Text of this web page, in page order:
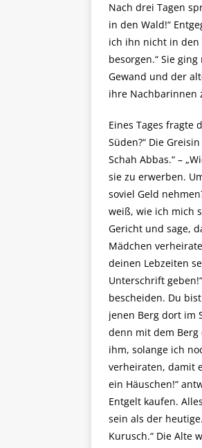
Nach drei Tagen
in den Wald!“
ich ihn nicht in den
besorgen.“ Sie
Gewand und der
ihre Nachbarinnen
Eines Tages fragte
Süden?“ Die
Schah Abbas.“ –
sie zu erwerben.
soviel Geld
weiß, wie ich mich
Gericht und sage,
Mädchen
deinen Lebzeiten
Unterschrift
bescheiden. Du
jenen Berg dort im
denn mit dem Berg
ihm, solange ich
verheiraten, damit
ein Häuschen!“
Entgelt kaufen.
sein als der
Kurusch.“ Die Alte